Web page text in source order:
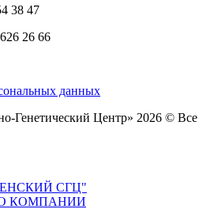
38 47
26 66
данных
Генетический Центр» 2026 © Все
СГЦ"
КОМПАНИИ